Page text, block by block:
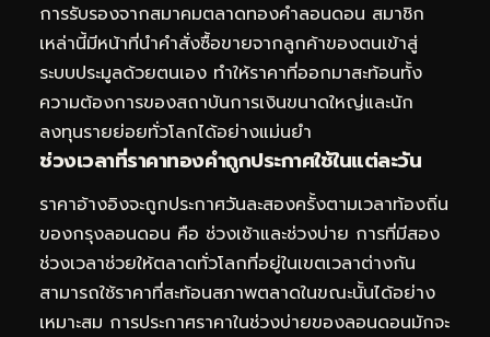
การรับรองจากสมาคมตลาดทองคำลอนดอน สมาชิก
เหล่านี้มีหน้าที่นำคำสั่งซื้อขายจากลูกค้าของตนเข้าสู่
ระบบประมูลด้วยตนเอง ทำให้ราคาที่ออกมาสะท้อนทั้ง
ความต้องการของสถาบันการเงินขนาดใหญ่และนัก
ลงทุนรายย่อยทั่วโลกได้อย่างแม่นยำ
ช่วงเวลาที่ราคาทองคำถูกประกาศใช้ในแต่ละวัน
ราคาอ้างอิงจะถูกประกาศวันละสองครั้งตามเวลาท้องถิ่น
ของกรุงลอนดอน คือ ช่วงเช้าและช่วงบ่าย การที่มีสอง
ช่วงเวลาช่วยให้ตลาดทั่วโลกที่อยู่ในเขตเวลาต่างกัน
สามารถใช้ราคาที่สะท้อนสภาพตลาดในขณะนั้นได้อย่าง
เหมาะสม การประกาศราคาในช่วงบ่ายของลอนดอนมักจะ